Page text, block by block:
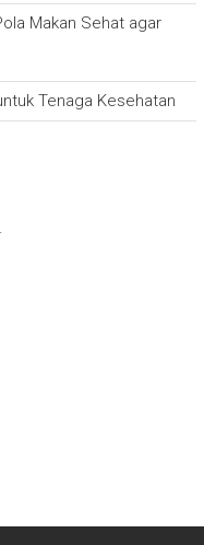
Makan Sehat agar
Tenaga Kesehatan